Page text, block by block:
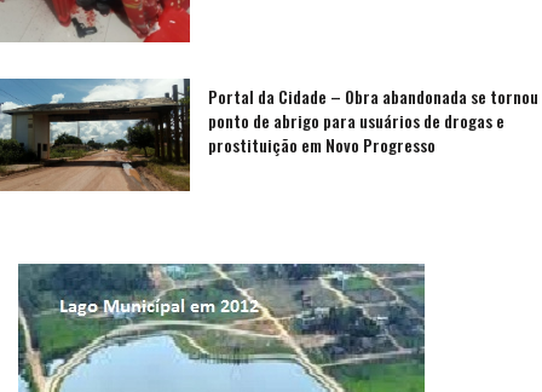
Portal da Cidade – Obra abandonada se tornou
ponto de abrigo para usuários de drogas e
prostituição em Novo Progresso